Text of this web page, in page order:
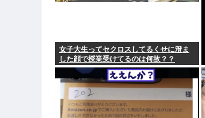
女子大生ってセクロスしてるくせに澄ま
した顔で授業受けてるのは何故？？